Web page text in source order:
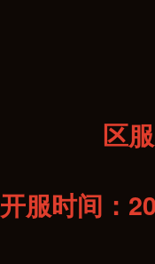
区
开服时间：